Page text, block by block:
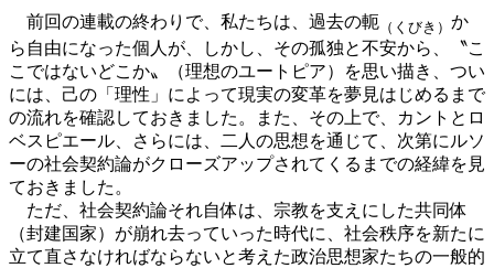
前回の連載の終わりで、私たちは、過去の軛 （くびき） か
ら自由になった個人が、しかし、その孤独と不安から、〝こ
こではないどこか〟（理想のユートピア）を思い描き、つい
には、己の「理性」によって現実の変革を夢見はじめるまで
の流れを確認しておきました。また、その上で、カントとロ
ベスピエール、さらには、二人の思想を通じて、次第にルソ
ーの社会契約論がクローズアップされてくるまでの経緯を見
ておきました。
ただ、社会契約論それ自体は、宗教を支えにした共同体
（封建国家）が崩れ去っていった時代に、社会秩序を新たに
立て直さなければならないと考えた政治思想家たちの一般的